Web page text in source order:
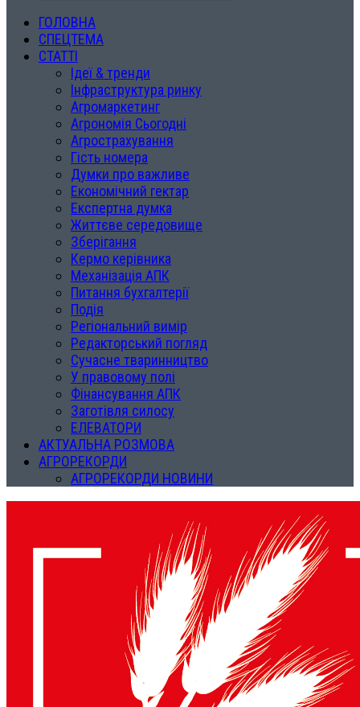
ГОЛОВНА
СПЕЦТЕМА
СТАТТІ
Ідеї & тренди
Інфраструктура ринку
Агромаркетинг
Агрономія Сьогодні
Агрострахування
Гість номера
Думки про важливе
Економічний гектар
Експертна думка
Життєве середовище
Зберігання
Кермо керівника
Механізація АПК
Питання бухгалтерії
Подія
Регіональний вимір
Редакторський погляд
Сучасне тваринництво
У правовому полі
Фінансування АПК
Заготівля силосу
ЕЛЕВАТОРИ
АКТУАЛЬНА РОЗМОВА
АГРОРЕКОРДИ
АГРОРЕКОРДИ НОВИНИ